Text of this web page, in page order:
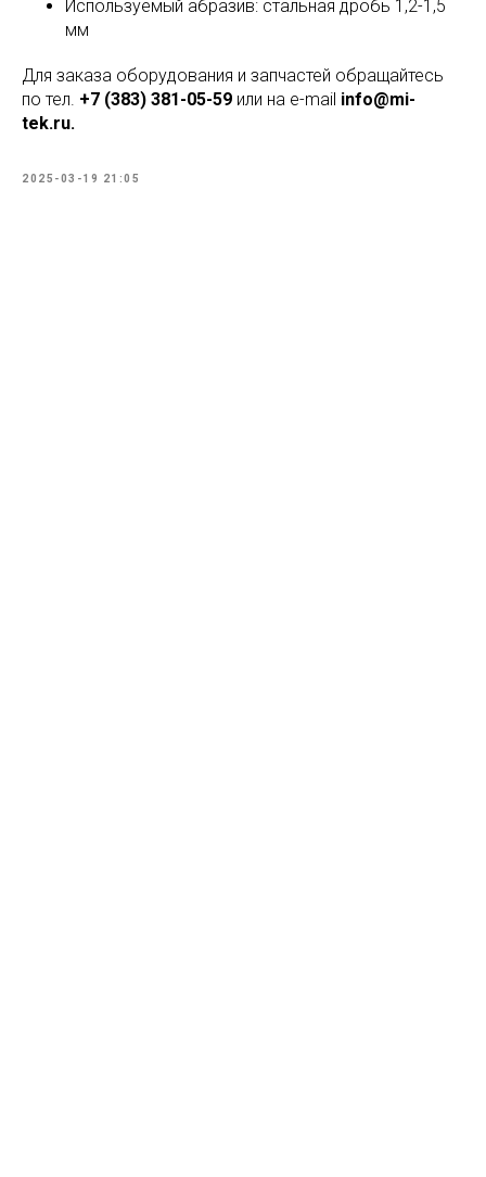
Используемый абразив: стальная дробь 1,2-1,5
мм
Для заказа оборудования и запчастей обращайтесь
по тел. +7 (383) 381-05-59 или на e-mail info@mi-
tek.ru.
2025-03-19 21:05